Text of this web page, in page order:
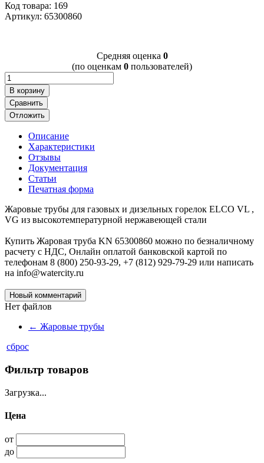
Код товара: 169
Артикул: 65300860
Cредняя оценка 0
(по оценкам 0 пользователей)
В корзину
Сравнить
Отложить
Описание
Характеристики
Отзывы
Документация
Статьи
Печатная форма
Жаровые трубы для газовых и дизельных горелок ELCO VL ,
VG из высокотемпературной нержавеющей стали
Купить Жаровая труба KN 65300860 можно по безналичному
расчету с НДС, Онлайн оплатой банковской картой по
телефонам 8 (800) 250-93-29, +7 (812) 929-79-29 или написать
на info@watercity.ru
Новый комментарий
Нет файлов
← Жаровые трубы
сброс
Фильтр товаров
Загрузка...
Цена
от
до